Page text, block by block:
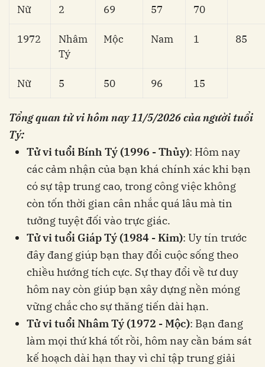
Nữ 2 69 57 70
1972
Nhâm
Tý
Mộc Nam 1 85
Nữ 5 50 96 15
Tổng quan tử vi hôm nay 11/5/2026 của người tuổi
Tý:
Tử vi tuổi Bính Tý (1996 - Thủy): Hôm nay
các cảm nhận của bạn khá chính xác khi bạn
có sự tập trung cao, trong công việc không
còn tốn thời gian cân nhắc quá lâu mà tin
tưởng tuyệt đối vào trực giác.
Tử vi tuổi Giáp Tý (1984 - Kim): Uy tín trước
đây đang giúp bạn thay đổi cuộc sống theo
chiều hướng tích cực. Sự thay đổi về tư duy
hôm nay còn giúp bạn xây dựng nền móng
vững chắc cho sự thăng tiến dài hạn.
Tử vi tuổi Nhâm Tý (1972 - Mộc): Bạn đang
làm mọi thứ khá tốt rồi, hôm nay cần bám sát
kế hoạch dài hạn thay vì chỉ tập trung giải